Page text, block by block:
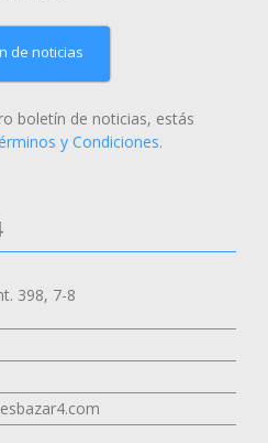
de noticias
boletín de noticias, estás
y Condiciones.
398, 7-8